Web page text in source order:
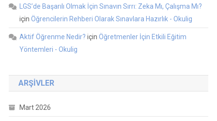
LGS’de Başarılı Olmak İçin Sınavın Sırrı: Zeka Mı, Çalışma Mı?
için Öğrencilerin Rehberi Olarak Sınavlara Hazırlık - Okulig
Aktif Öğrenme Nedir? için Öğretmenler İçin Etkili Eğitim
Yöntemleri - Okulig
ARŞIVLER
Mart 2026